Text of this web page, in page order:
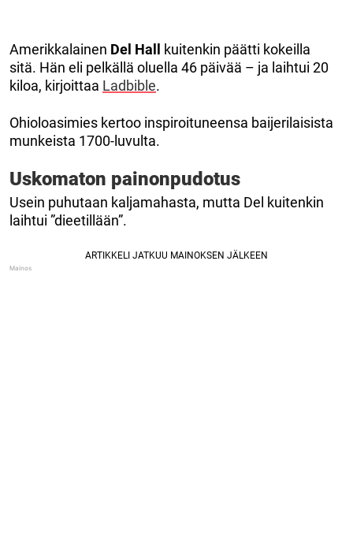
Amerikkalainen Del Hall kuitenkin päätti kokeilla
sitä. Hän eli pelkällä oluella 46 päivää – ja laihtui 20
kiloa, kirjoittaa Ladbible.
Ohioloasimies kertoo inspiroituneensa baijerilaisista
munkeista 1700-luvulta.
Uskomaton painonpudotus
Usein puhutaan kaljamahasta, mutta Del kuitenkin
laihtui ”dieetillään”.